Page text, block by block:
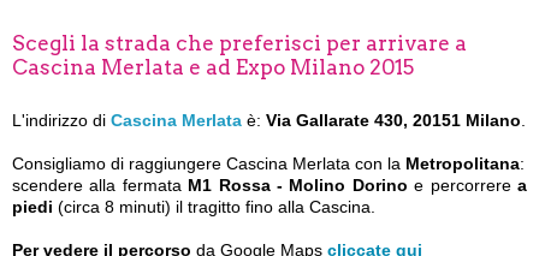
Scegli la strada che preferisci per arrivare a
Cascina Merlata e ad Expo Milano 2015
L'indirizzo di Cascina Merlata è: Via Gallarate 430, 20151 Milano
Consigliamo di raggiungere Cascina Merlata con la Metropolitana:
scendere alla fermata M1 Rossa - Molino Dorino e percorrerea
piedi (circa 8 minuti) il tragitto fino alla Cascina.
Per vedere il percorso da Google Maps cliccate qui